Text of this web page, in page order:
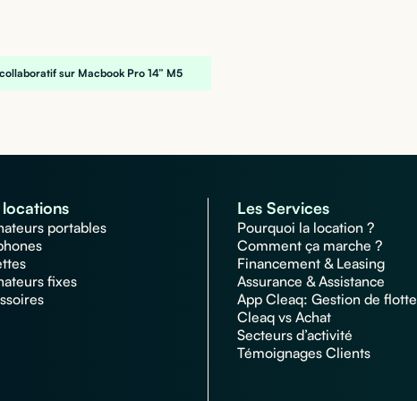
sur Macbook Pro 14” M5
portables
fixes
Les Services
Pourquoi la location ?
Comment ça marche ?
Financement & Leasing
Assurance & Assistance
App Cleaq: Gestion de flotte
Cleaq vs Achat
Secteurs d’activité
Témoignages Clients